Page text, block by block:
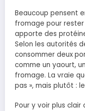
Beaucoup pensent
fromage pour
apporte des
Selon les autorités
consommer deux
comme un yaourt,
fromage. La vraie
pas », mais plutôt :
Pour y voir plus